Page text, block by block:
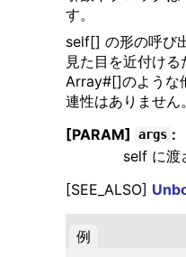
す。
self[] の形の呼び
見た目を近付ける
Array#[]のような
連性はありません。
[PARAM]
args :
self に渡
[SEE_ALSO]
例